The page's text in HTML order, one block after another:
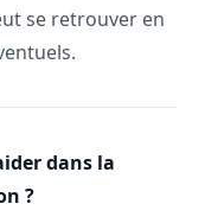
se retrouver en
dans la
?